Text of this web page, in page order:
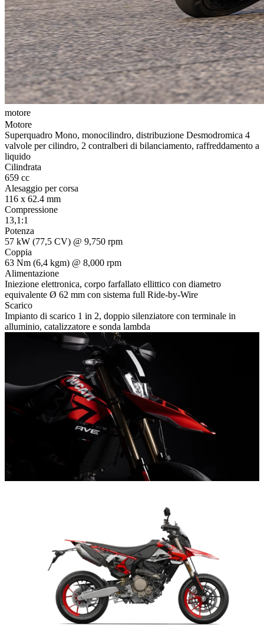
motore
Motore
Superquadro Mono, monocilindro, distribuzione Desmodromica 4
valvole per cilindro, 2 contralberi di bilanciamento, raffreddamento a
liquido
Cilindrata
659 cc
Alesaggio per corsa
116 x 62.4 mm
Compressione
13,1:1
Potenza
57 kW (77,5 CV) @ 9,750 rpm
Coppia
63 Nm (6,4 kgm) @ 8,000 rpm
Alimentazione
Iniezione elettronica, corpo farfallato ellittico con diametro
equivalente Ø 62 mm con sistema full Ride-by-Wire
Scarico
Impianto di scarico 1 in 2, doppio silenziatore con terminale in
alluminio, catalizzatore e sonda lambda